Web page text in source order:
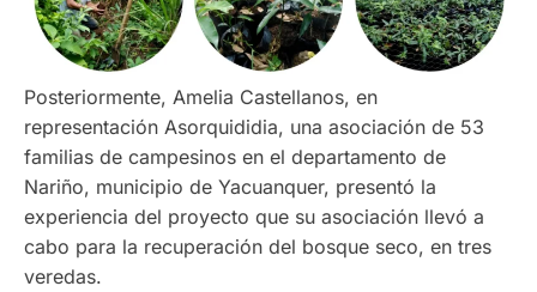
Posteriormente, Amelia Castellanos, en
representación Asorquididia, una asociación de 53
familias de campesinos en el departamento de
Nariño, municipio de Yacuanquer, presentó la
experiencia del proyecto que su asociación llevó a
cabo para la recuperación del bosque seco, en tres
veredas.